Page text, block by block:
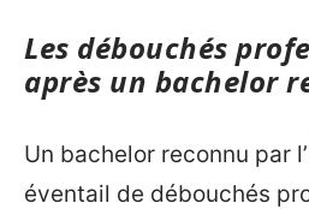
Les débouchés
après un bachelor
Un bachelor reconnu par
éventail de débouchés